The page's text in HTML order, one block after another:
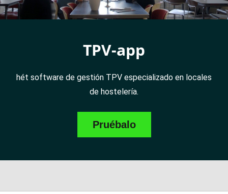
TPV-app
hét software de gestión TPV especializado en locales
de hostelería.
Pruébalo